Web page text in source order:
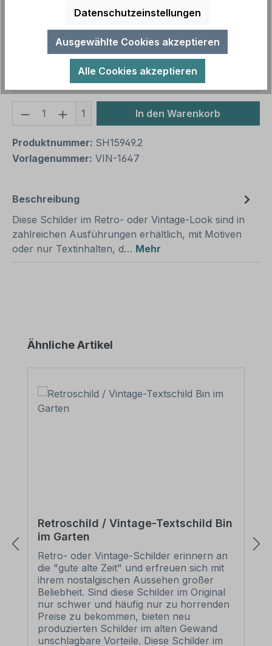
Gesamtpreis
30,46 €
Preise inkl. MwSt. zzgl. Versandkosten
Aufgrund von Neuberechnungen im Warenkorb sind
abweichende Endpreise möglich.
Produkt Anzahl: Gib den
1 In den Warenkorb
Produktnummer: SH15949.2
Vorlagenummer: VIN-1647
Beschreibung
Diese Schilder im Retro- oder Vintage-Look sind in
zahlreichen Ausführungen erhältlich, mit Motiven
oder nur Textinhalten, d… Mehr
Produktgalerie überspringen
Ähnliche Artikel
Retroschild / Vintage-Textschild Bin
im Garten
Retro- oder Vintage-Schilder erinnern an
die "gute alte Zeit" und erfreuen sich mit
ihrem nostalgischen Aussehen großer
Beliebheit. Sind diese Schilder im Original
nur schwer und häufig nur zu horrenden
Preise zu bekommen, bieten neu
produzierten Schilder im alten Gewand
unschlagbare Vorteile. Diese Schilder im
Datenschutzeinstellungen
Ausgewählte Cookies akzeptieren
Alle Cookies akzeptieren